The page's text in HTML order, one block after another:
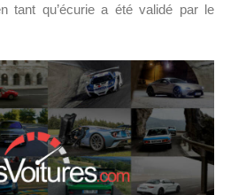
tant qu’écurie a été validé par le